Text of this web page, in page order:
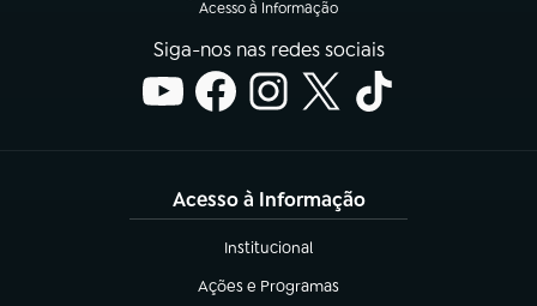
Acesso à Informação
Siga-nos nas redes sociais
Acesso à Informação
Institucional
(abre em nova aba)
Ações e Programas
(abre em nova aba)